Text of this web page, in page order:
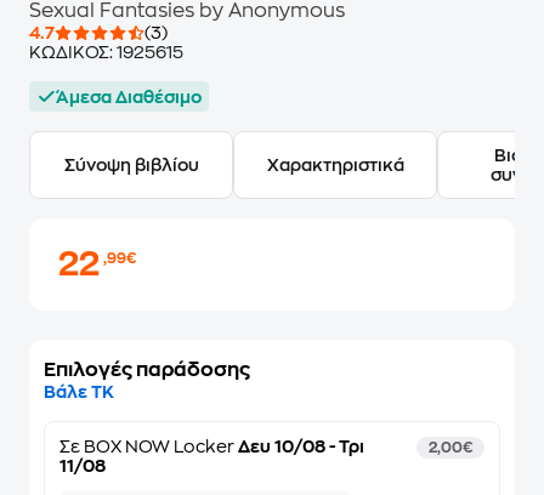
Sexual Fantasies by Anonymous
4.7
(3)
ΚΩΔΙΚΟΣ: 1925615
Άμεσα Διαθέσιμο
Σύνοψη βιβλίου Χαρακτηριστικά
22,99€
Επιλογές παράδοσης
Βάλε ΤΚ
Σε BOX NOW Locker Δευ 10/08 - Τρι
11/08
2,00€